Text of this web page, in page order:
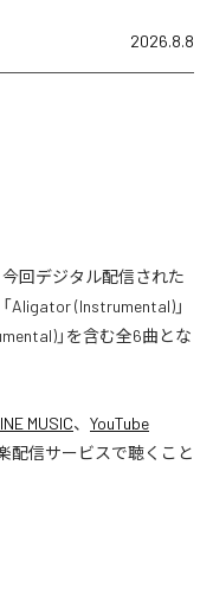
2026.8.8
今回デジタル配信された
Aligator (Instrumental)」
」を含む全6曲とな
MUSIC、 YouTube
配信サービスで聴くこと